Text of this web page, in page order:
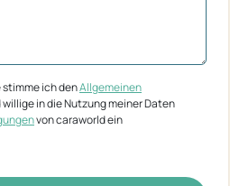
ich denAllgemeinen
willige in die Nutzung meiner Daten
von caraworld ein